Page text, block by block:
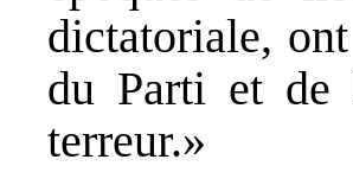
dictatoriale,
du Parti et de
terreur.»